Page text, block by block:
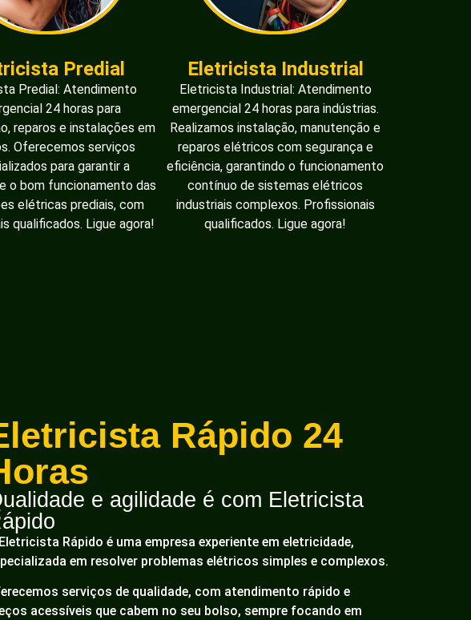
Predial
Predial: Atendimento
24 horas para
reparos e instalações em
Oferecemos serviços
para garantir a
o bom funcionamento das
elétricas prediais, com
qualificados. Ligue agora!
Eletricista Industrial
Eletricista Industrial: Atendimento
emergencial 24 horas para indústrias.
Realizamos instalação, manutenção e
reparos elétricos com segurança e
eficiência, garantindo o funcionamento
contínuo de sistemas elétricos
industriais complexos. Profissionais
qualificados. Ligue agora!
Rápido 24
e agilidade é com Eletricista
Rápido é uma empresa experiente em eletricidade,
em resolver problemas elétricos simples e complexos.
serviços de qualidade, com atendimento rápido e
acessíveis que cabem no seu bolso, sempre focando em